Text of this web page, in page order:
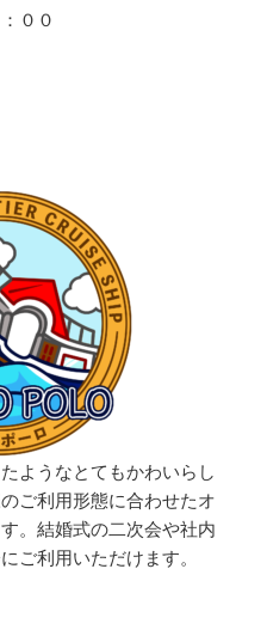
００
ようなとてもかわいらし
ご利用形態に合わせたオ
。結婚式の二次会や社内
ご利用いただけます。